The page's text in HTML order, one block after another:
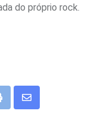
do próprio rock.
Share